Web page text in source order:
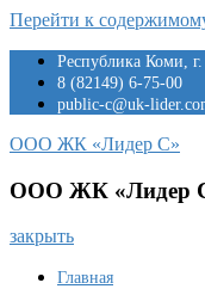
Перейти к
Республика Коми,
8 (82149) 6-75-00
public-c@uk-
ООО ЖК «Лидер С»
ООО ЖК «Лидер
закрыть
Главная